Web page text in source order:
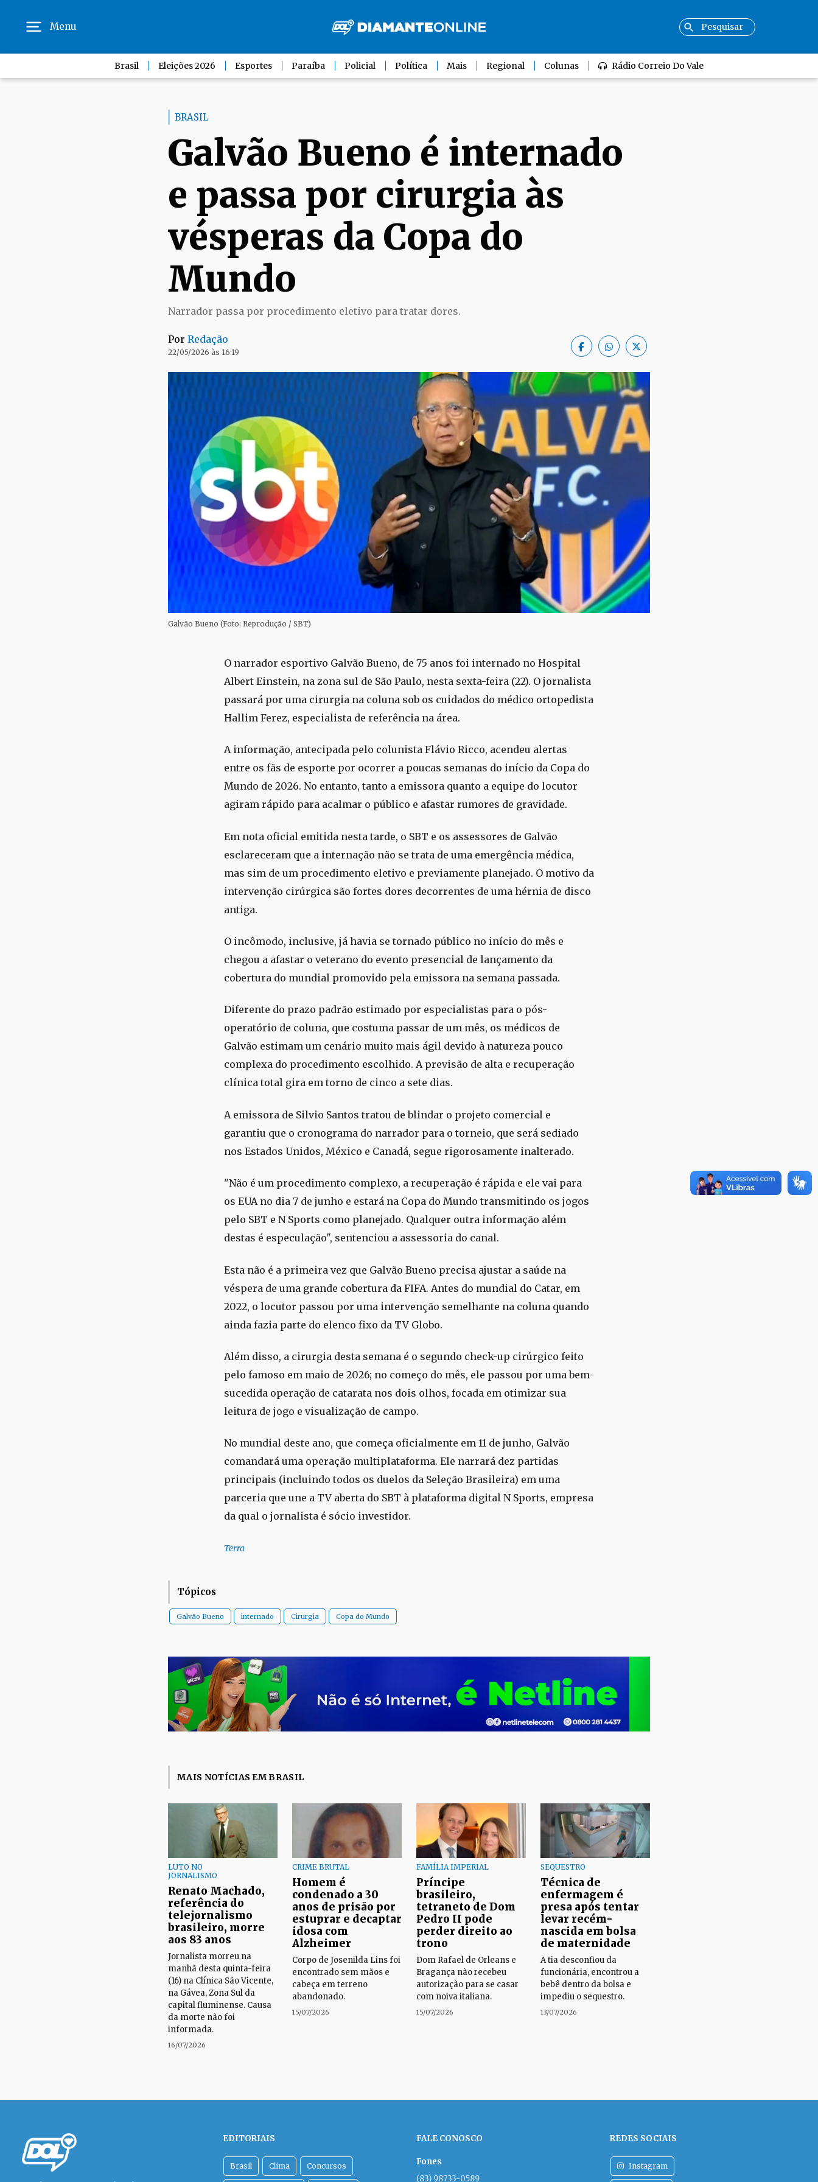
Menu
Brasil Eleições 2026 Esportes Paraíba Policial Política Mais Regional Colunas Rádio Correio Do Vale
BRASIL
Galvão Bueno é internado
e passa por cirurgia às
vésperas da Copa do
Mundo
Narrador passa por procedimento eletivo para tratar dores.
Por Redação
22/05/2026 às 16:19
Galvão Bueno (Foto: Reprodução / SBT)
O narrador esportivo Galvão Bueno, de 75 anos foi internado no Hospital
Albert Einstein, na zona sul de São Paulo, nesta sexta-feira (22). O jornalista
passará por uma cirurgia na coluna sob os cuidados do médico ortopedista
Hallim Ferez, especialista de referência na área.
A informação, antecipada pelo colunista Flávio Ricco, acendeu alertas
entre os fãs de esporte por ocorrer a poucas semanas do início da Copa do
Mundo de 2026. No entanto, tanto a emissora quanto a equipe do locutor
agiram rápido para acalmar o público e afastar rumores de gravidade.
Em nota oficial emitida nesta tarde, o SBT e os assessores de Galvão
esclareceram que a internação não se trata de uma emergência médica,
mas sim de um procedimento eletivo e previamente planejado. O motivo da
intervenção cirúrgica são fortes dores decorrentes de uma hérnia de disco
antiga.
O incômodo, inclusive, já havia se tornado público no início do mês e
chegou a afastar o veterano do evento presencial de lançamento da
cobertura do mundial promovido pela emissora na semana passada.
Diferente do prazo padrão estimado por especialistas para o pós-
operatório de coluna, que costuma passar de um mês, os médicos de
Galvão estimam um cenário muito mais ágil devido à natureza pouco
complexa do procedimento escolhido. A previsão de alta e recuperação
clínica total gira em torno de cinco a sete dias.
A emissora de Silvio Santos tratou de blindar o projeto comercial e
garantiu que o cronograma do narrador para o torneio, que será sediado
nos Estados Unidos, México e Canadá, segue rigorosamente inalterado.
"Não é um procedimento complexo, a recuperação é rápida e ele vai para
os EUA no dia 7 de junho e estará na Copa do Mundo transmitindo os jogos
pelo SBT e N Sports como planejado. Qualquer outra informação além
destas é especulação", sentenciou a assessoria do canal.
Esta não é a primeira vez que Galvão Bueno precisa ajustar a saúde na
véspera de uma grande cobertura da FIFA. Antes do mundial do Catar, em
2022, o locutor passou por uma intervenção semelhante na coluna quando
ainda fazia parte do elenco fixo da TV Globo.
Além disso, a cirurgia desta semana é o segundo check-up cirúrgico feito
pelo famoso em maio de 2026; no começo do mês, ele passou por uma bem-
sucedida operação de catarata nos dois olhos, focada em otimizar sua
leitura de jogo e visualização de campo.
No mundial deste ano, que começa oficialmente em 11 de junho, Galvão
comandará uma operação multiplataforma. Ele narrará dez partidas
principais (incluindo todos os duelos da Seleção Brasileira) em uma
parceria que une a TV aberta do SBT à plataforma digital N Sports, empresa
da qual o jornalista é sócio investidor.
Terra
Tópicos
Galvão Bueno internado Cirurgia Copa do Mundo
MAIS NOTÍCIAS EM BRASIL
LUTO NO
JORNALISMO
Renato Machado,
referência do
telejornalismo
brasileiro, morre
aos 83 anos
Jornalista morreu na
manhã desta quinta-feira
(16) na Clínica São Vicente,
na Gávea, Zona Sul da
capital fluminense. Causa
da morte não foi
informada.
16/07/2026
CRIME BRUTAL
Homem é
condenado a 30
anos de prisão por
estuprar e decaptar
idosa com
Alzheimer
Corpo de Josenilda Lins foi
encontrado sem mãos e
cabeça em terreno
abandonado.
15/07/2026
FAMÍLIA IMPERIAL
Príncipe
brasileiro,
tetraneto de Dom
Pedro II pode
perder direito ao
trono
Dom Rafael de Orleans e
Bragança não recebeu
autorização para se casar
com noiva italiana.
15/07/2026
SEQUESTRO
Técnica de
enfermagem é
presa após tentar
levar recém-
nascida em bolsa
de maternidade
A tia desconfiou da
funcionária, encontrou a
bebê dentro da bolsa e
impediu o sequestro.
13/07/2026
EDITORIAIS
Brasil Clima Concursos
FALE CONOSCO
Fones
(83) 98733-0589
REDES SOCIAIS
Instagram